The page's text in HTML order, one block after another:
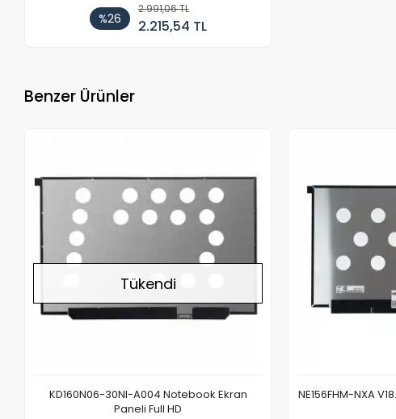
%26
2.991,06 TL
2.215,54 TL
Benzer Ürünler
Tükendi
KD160N06-30NI-A004 Notebook Ekran
Paneli Full HD
NE156FHM-NXA